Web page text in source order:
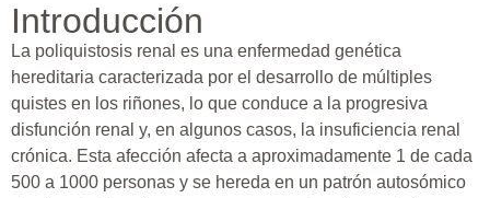
Introducción
La poliquistosis renal es una enfermedad genética
hereditaria caracterizada por el desarrollo de múltiples
quistes en los riñones, lo que conduce a la progresiva
disfunción renal y, en algunos casos, la insuficiencia renal
crónica. Esta afección afecta a aproximadamente 1 de cada
500 a 1000 personas y se hereda en un patrón autosómico